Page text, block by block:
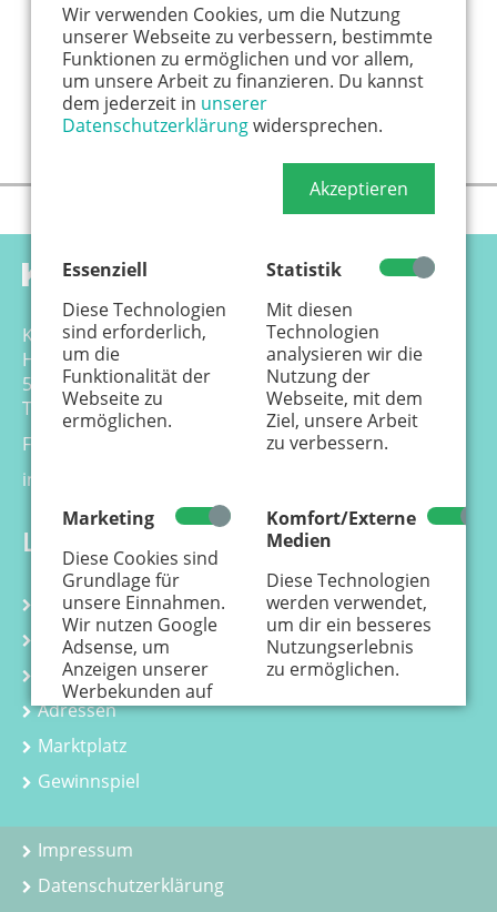
Wir verwenden Cookies, um die Nutzung
unserer Webseite zu verbessern, bestimmte
Funktionen zu ermöglichen und vor allem,
um unsere Arbeit zu finanzieren. Du kannst
dem jederzeit in unserer
Datenschutzerklärungwidersprechen.
Akzeptieren
Essenziell
Diese Technologien
sind erforderlich,
um die
Funktionalität der
Webseite zu
ermöglichen.
Statistik
Mit diesen
Technologien
analysieren wir die
Nutzung der
Webseite, mit dem
Ziel, unsere Arbeit
zu verbessern.
Marketing
Diese Cookies sind
Grundlage für
unsere Einnahmen.
Wir nutzen Google
Adsense, um
Anzeigen unserer
Werbekunden auf
der Webseite
einzustellen.
erfährst Du, wie
personenbezogene
von Anzeigen
Komfort/Externe
Medien
Diese Technologien
werden verwendet,
um dir ein besseres
Nutzungserlebnis
zu ermöglichen.
Känguru Colonia Verlag GmbH
Hansemannstr. 17-21
50823 Köln
Tel. 0221 - 99 88 21 - 0
Fax 0221 - 99 88 21 - 99
info@kaenguru-online.de
Links
Kalender
Kurse
Kindergeburtstag
Adressen
Marktplatz
Gewinnspiel
Impressum
Datenschutzerklärung